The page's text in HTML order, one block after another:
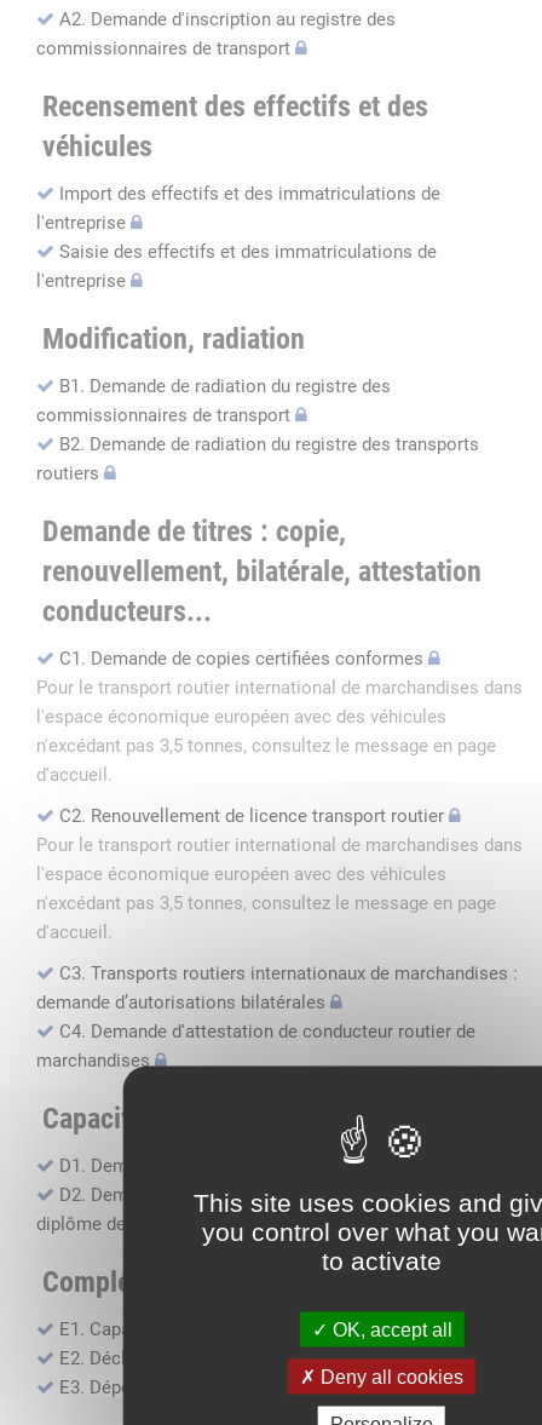
This site uses cookies and
you control over what you
to activate
OK, accept all
Deny all cookies
A2. Demande d'inscription au registre des
commissionnaires de transport
Recensement des effectifs et des
véhicules
Import des effectifs et des immatriculations de
l'entreprise
Saisie des effectifs et des immatriculations de
l'entreprise
Modification, radiation
B1. Demande de radiation du registre des
commissionnaires de transport
B2. Demande de radiation du registre des transports
routiers
Demande de titres : copie,
renouvellement, bilatérale, attestation
conducteurs...
C1. Demande de copies certifiées conformes
Pour le transport routier international de marchandises dans
l'espace économique européen avec des véhicules
n'excédant pas 3,5 tonnes, consultez le message en page
d'accueil.
C2. Renouvellement de licence transport routier
Pour le transport routier international de marchandises dans
l'espace économique européen avec des véhicules
n'excédant pas 3,5 tonnes, consultez le message en page
d'accueil.
C3. Transports routiers internationaux de marchandises :
demande d’autorisations bilatérales
C4. Demande d'attestation de conducteur routier de
marchandises
Capacité professionnelle
D1. Demande d’attestation de capacité professionnelle
D2. Demande de certificat attestant l'obtention du
diplôme de capacité professionnelle
Compléments, suivi financier
E1. Capacité financière
E2. Déclaration de sous-traitance
E3. Dépôt des comptes annuels